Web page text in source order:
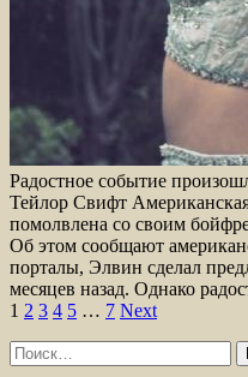
Радостное событие
Тейлор Свифт
помолвлена со своим
Об этом сообщают
порталы, Элвин сделал
месяцев назад. Однако
Пагинация
записей
1 2 3 4 5 … 7 Next
Найти: